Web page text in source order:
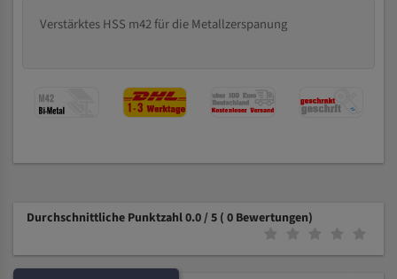
Verstärktes HSS m42 für die Metallzerspanung
Durchschnittliche Punktzahl 0.0 / 5 ( 0 Bewertungen)